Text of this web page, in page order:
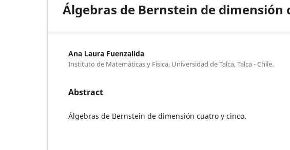
Álgebras de Bernstein de dimensión
Ana Laura Fuenzalida
Instituto de Matemáticas y Física, Universidad de Talca, Talca - Chile.
Abstract
Álgebras de Bernstein de dimensión cuatro y cinco.